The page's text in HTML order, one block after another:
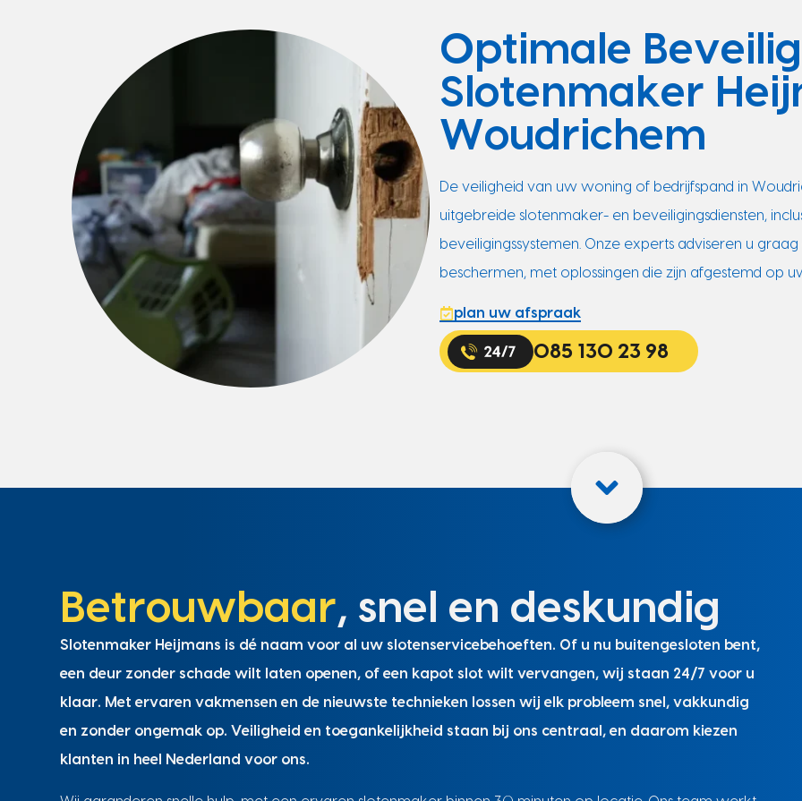
Optimale
Slotenmaker
Woudrichem
De veiligheid van uw woning of bedrijfspand in
uitgebreide slotenmaker- en beveiligingsdiensten,
beveiligingssystemen. Onze experts adviseren u
beschermen, met oplossingen die zijn afgestemd op
plan uw afspraak
085 130 23 98
Betrouwbaar, snel en deskundig
Slotenmaker Heijmans is dé naam voor al uw slotenservicebehoeften. Of u nu buitengesloten bent,
een deur zonder schade wilt laten openen, of een kapot slot wilt vervangen, wij staan 24/7 voor u
klaar. Met ervaren vakmensen en de nieuwste technieken lossen wij elk probleem snel, vakkundig
en zonder ongemak op. Veiligheid en toegankelijkheid staan bij ons centraal, en daarom kiezen
klanten in heel Nederland voor ons.